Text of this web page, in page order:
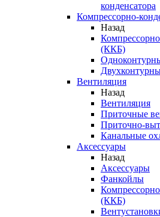
конденсатора
Компрессорно-
Назад
(ККБ)
Вентиляция
Назад
Вентиляция
Приточные
Приточно-
Канальные
Аксессуары
Назад
Аксессуары
Фанкойлы
(ККБ)